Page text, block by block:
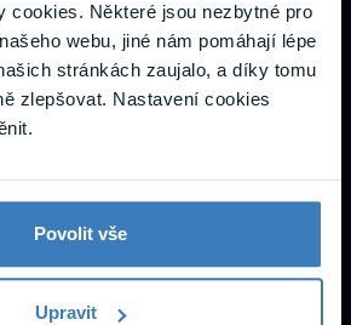
cookies. Některé jsou nezbytné pro
webu, jiné nám pomáhají lépe
stránkách zaujalo, a díky tomu
zlepšovat. Nastavení cookies
Povolit vše
Upravit
Hubs Fire en Compatibil
ity